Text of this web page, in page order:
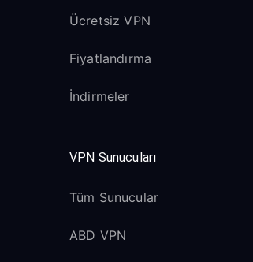
Ücretsiz VPN
Fiyatlandırma
İndirmeler
VPN Sunucuları
Tüm Sunucular
ABD VPN